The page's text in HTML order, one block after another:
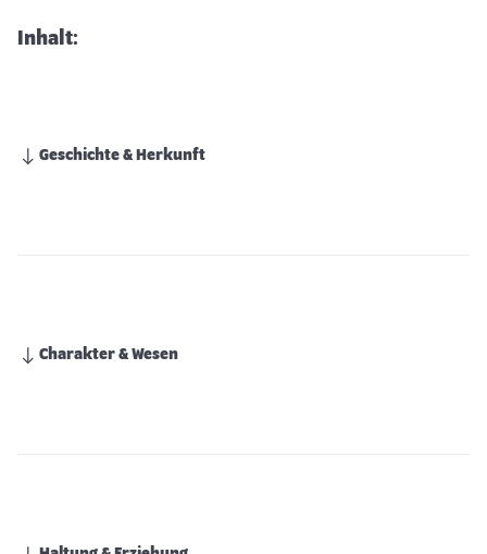
Inhalt:
Geschichte & Herkunft
Charakter & Wesen